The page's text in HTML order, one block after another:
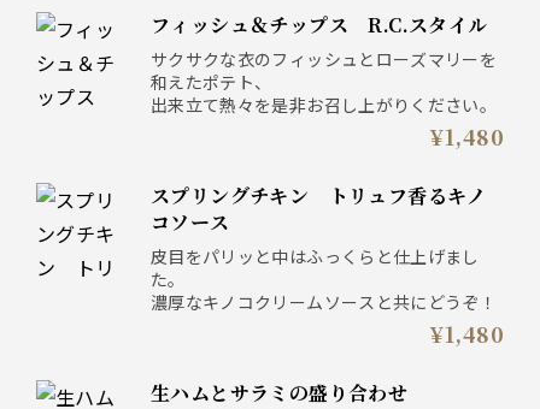
芳醇なマデラソースが、肉の旨みをより一層
引き立てます。
フィッシュ＆チップス R.C.スタイル
サクサクな衣のフィッシュとローズマリーを
和えたポテト、
出来立て熱々を是非お召し上がりください。
¥1,480
スプリングチキン トリュフ香るキノ
コソース
皮目をパリッと中はふっくらと仕上げまし
た。
濃厚なキノコクリームソースと共にどうぞ！
¥1,480
生ハムとサラミの盛り合わせ